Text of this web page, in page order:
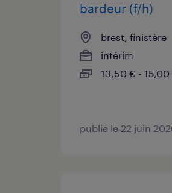
bardeur (f/h)
brest, finistère
intérim
13,50 € -
publié le 22 juin